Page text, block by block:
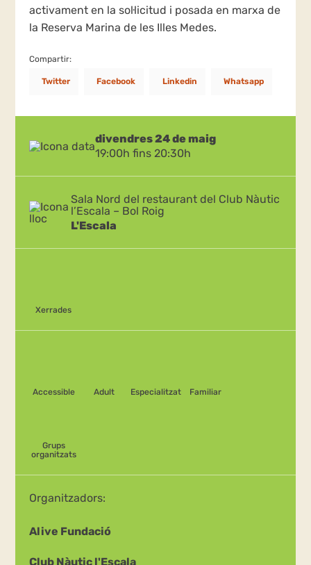
activament en la sol·licitud i posada en marxa de
la Reserva Marina de les Illes Medes.
Compartir:
Twitter Facebook Linkedin Whatsapp
divendres 24 de maig
19:00h fins 20:30h
Sala Nord del restaurant del Club Nàutic
l’Escala – Bol Roig
L'Escala
Xerrades
Accessible Adult Especialitzat Familiar
Grups
organitzats
Organitzadors:
Alive Fundació
Club Nàutic l'Escala